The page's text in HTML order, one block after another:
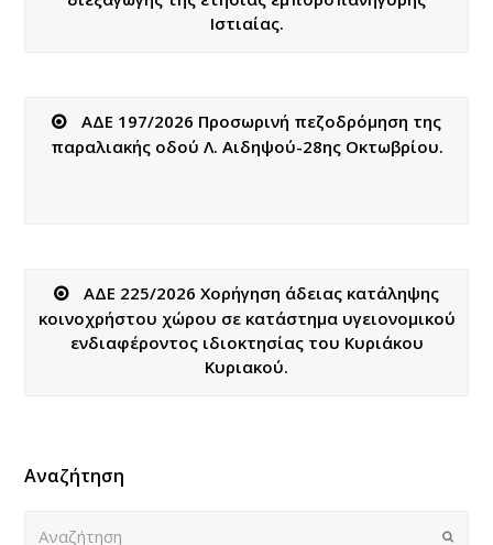
Ιστιαίας.
ΑΔΕ 197/2026 Προσωρινή πεζοδρόμηση της
παραλιακής οδού Λ. Αιδηψού-28ης Οκτωβρίου.
ΑΔΕ 225/2026 Χορήγηση άδειας κατάληψης
κοινοχρήστου χώρου σε κατάστημα υγειονομικού
ενδιαφέροντος ιδιοκτησίας του Κυριάκου
Κυριακού.
Αναζήτηση
Submit